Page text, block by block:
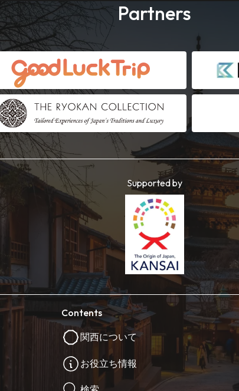
Partners
Supported by
Contents
関西について
お役立ち情報